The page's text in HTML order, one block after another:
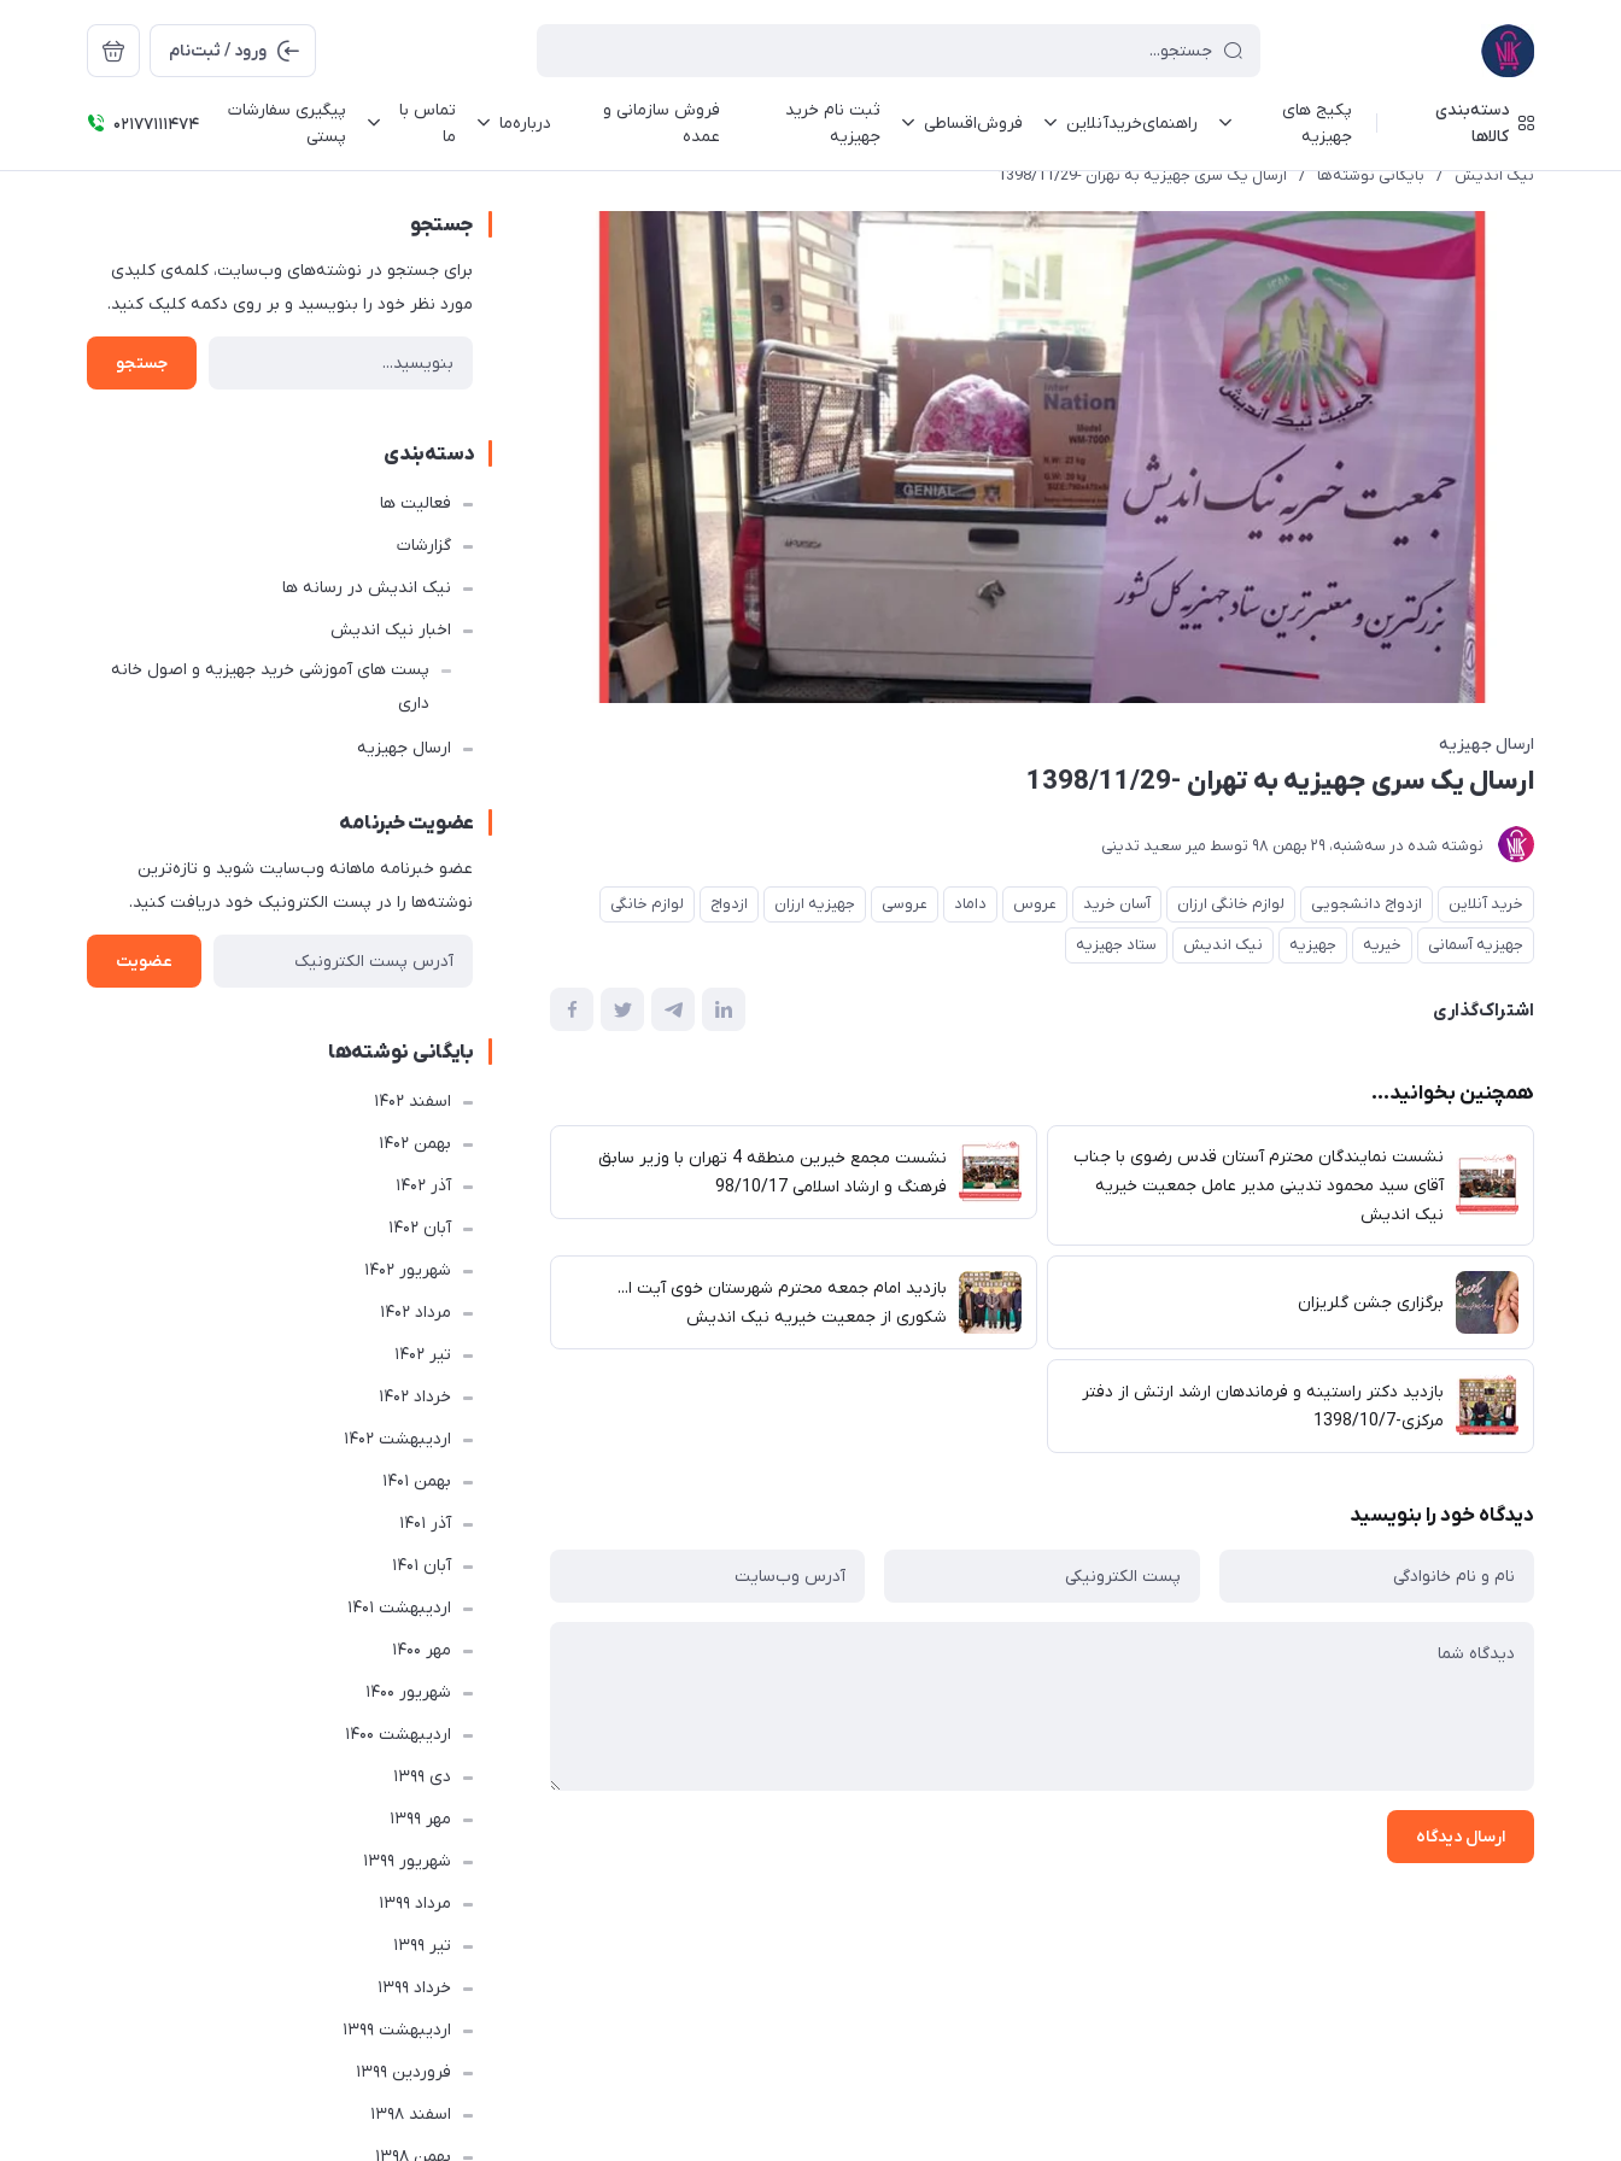
ورود / ثبت‌نام
دسته‌بندی
کالاها
پکیج های
جهیزیه
راهنمای‌خرید‌آنلاین فروش‌اقساطی
ثبت نام خرید
جهیزیه
فروش سازمانی و
عمده
درباره‌ما
تماس با
ما
پیگیری سفارشات
پستی
02177111474
نیک اندیش / بایگانی نوشته‌ها / ارسال یک سری جهیزیه به تهران -1398/11/29
ارسال جهیزیه
ارسال یک سری جهیزیه به تهران -1398/11/29
نوشته شده در ﺳﻪشنبه، 29 بهمن 98 توسط میر سعید تدینی
خرید آنلاین ازدواج دانشجویی لوازم خانگی ارزان آسان خرید عروس داماد عروسی جهیزیه ارزان ازدواج
لوازم خانگی
جهیزیه آسمانی
خیریه جهیزیه نیک اندیش ستاد جهیزیه
اشتراک‌گذاری
همچنین بخوانید...
نشست نمایندگان محترم آستان قدس رضوی با جناب
آقای سید محمود تدینی مدیر عامل جمعیت خیریه
نیک اندیش
نشست مجمع خیرین منطقه 4 تهران با وزیر سابق
فرهنگ و ارشاد اسلامی 98/10/17
برگزاری جشن گلریزان
بازدید امام جمعه محترم شهرستان خوی آیت ا...
شکوری از جمعیت خیریه نیک اندیش
بازدید دکتر راستینه و فرماندهان ارشد ارتش از دفتر
مرکزی-1398/10/7
دیدگاه خود را بنویسید
ارسال دیدگاه
جستجو
برای جستجو در نوشته‌های وب‌سایت، کلمه‌ی کلیدی
مورد نظر خود را بنویسید و بر روی دکمه کلیک کنید.
جستجو
دسته‌بندی
فعالیت ها
گزارشات
نیک اندیش در رسانه ها
اخبار نیک اندیش
پست های آموزشی خرید جهیزیه و اصول خانه
داری
ارسال جهیزیه
عضویت خبرنامه
عضو خبرنامه ماهانه وب‌سایت شوید و تازه‌ترین
نوشته‌ها را در پست الکترونیک خود دریافت کنید.
عضویت
بایگانی نوشته‌ها
اسفند 1402
بهمن 1402
آذر 1402
آبان 1402
شهریور 1402
مرداد 1402
تير 1402
خرداد 1402
ارديبهشت 1402
بهمن 1401
آذر 1401
آبان 1401
ارديبهشت 1401
مهر 1400
شهریور 1400
ارديبهشت 1400
دی 1399
مهر 1399
شهریور 1399
مرداد 1399
تير 1399
خرداد 1399
ارديبهشت 1399
فروردین 1399
اسفند 1398